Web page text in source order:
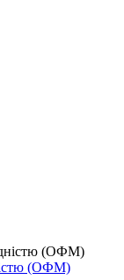
(ОФМ)